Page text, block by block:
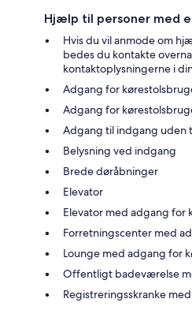
Hjælp til personer med
Hvis du vil anmode om
bedes du kontakte
kontaktoplysningerne i
Adgang for
Adgang for
Adgang til indgang uden
Belysning ved indgang
Brede døråbninger
Elevator
Elevator med adgang for
Forretningscenter med
Lounge med adgang for
Offentligt badeværelse
Registreringsskranke